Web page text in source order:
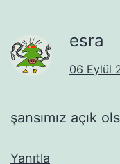
esra
06 Eylül
şansımız açık
Yanıtla